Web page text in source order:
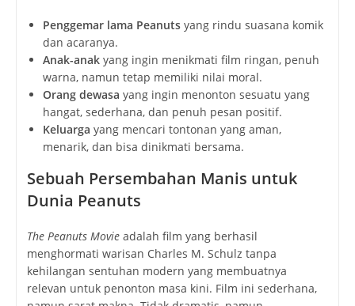
Penggemar lama Peanutsyang rindu suasana komik
dan acaranya.
Anak-anakyang ingin menikmati film ringan, penuh
warna, namun tetap memiliki nilai moral.
Orang dewasa yang ingin menonton sesuatu yang
hangat, sederhana, dan penuh pesan positif.
Keluarga yang mencari tontonan yang aman,
menarik, dan bisa dinikmati bersama.
Sebuah Persembahan Manis untuk
Dunia Peanuts
The Peanuts Movieadalah film yang berhasil
menghormati warisan Charles M. Schulz tanpa
kehilangan sentuhan modern yang membuatnya
relevan untuk penonton masa kini. Film ini sederhana,